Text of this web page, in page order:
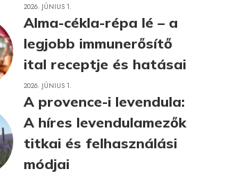
2026. JÚNIUS 1.
Alma-cékla-répa lé – a
legjobb immunerősítő
ital receptje és hatásai
2026. JÚNIUS 1.
A provence-i levendula:
A híres levendulamezők
titkai és felhasználási
módjai